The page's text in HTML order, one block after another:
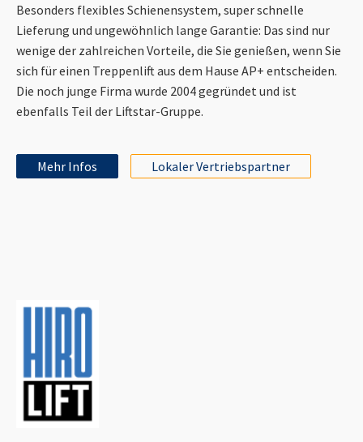
Besonders flexibles Schienensystem, super schnelle
Lieferung und ungewöhnlich lange Garantie: Das sind nur
wenige der zahlreichen Vorteile, die Sie genießen, wenn Sie
sich für einen Treppenlift aus dem Hause AP+ entscheiden.
Die noch junge Firma wurde 2004 gegründet und ist
ebenfalls Teil der Liftstar-Gruppe.
Mehr Infos Lokaler Vertriebspartner